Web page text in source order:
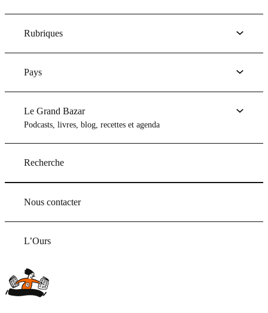
Rubriques
Pays
Le Grand Bazar
Podcasts, livres, blog, recettes et agenda
Recherche
Nous contacter
L’Ours